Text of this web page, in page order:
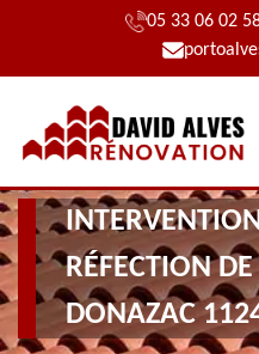
05 33 06 02
RÉFECTION
DONAZAC